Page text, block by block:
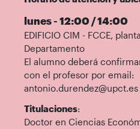
lunes - 12:00 / 14:00
EDIFICIO CIM - FCCE,
Departamento
El alumno deberá
con el profesor por email:
antonio.durendez@upct.es
Titulaciones:
Doctor en Ciencias